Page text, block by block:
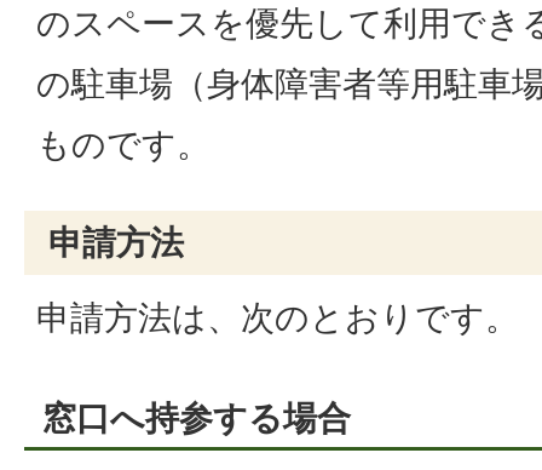
のスペースを優先して利用でき
の駐車場（身体障害者等用駐車
ものです。
申請方法
申請方法は、次のとおりです。
窓口へ持参する場合